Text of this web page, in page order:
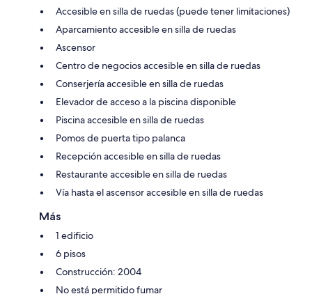
Accesible en silla de ruedas (puede tener limitaciones)
Aparcamiento accesible en silla de ruedas
Ascensor
Centro de negocios accesible en silla de ruedas
Conserjería accesible en silla de ruedas
Elevador de acceso a la piscina disponible
Piscina accesible en silla de ruedas
Pomos de puerta tipo palanca
Recepción accesible en silla de ruedas
Restaurante accesible en silla de ruedas
Vía hasta el ascensor accesible en silla de ruedas
Más
1 edificio
6 pisos
Construcción: 2004
No está permitido fumar